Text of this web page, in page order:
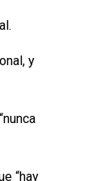
y
“hay